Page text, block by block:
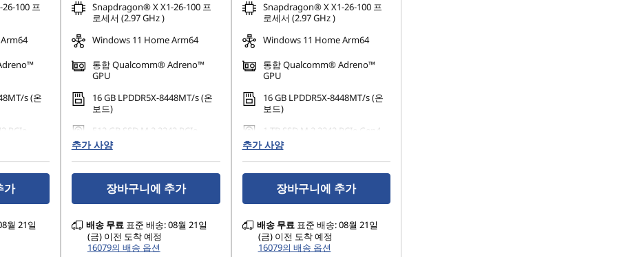
100 프
s (온
PCIe
가
월 21일
Snapdragon® X X1-26-100 프
로세서 (2.97 GHz )
Windows 11 Home Arm64
통합 Qualcomm® Adreno™
GPU
16 GB LPDDR5X-8448MT/s (온
보드)
512 GB SSD M.2 2242 PCIe
Gen4 TLC
추가 사양
장바구니에 추가
배송 무료표준 배송: 08월 21일
(금) 이전 도착 예정
16079의 배송 옵션
Snapdragon® X X1-26-100 프
로세서 (2.97 GHz )
Windows 11 Home Arm64
통합 Qualcomm® Adreno™
GPU
16 GB LPDDR5X-8448MT/s (온
보드)
1 TB SSD M.2 2242 PCIe Gen4
TLC
추가 사양
장바구니에 추가
배송 무료표준 배송: 08월 21일
(금) 이전 도착 예정
16079의 배송 옵션